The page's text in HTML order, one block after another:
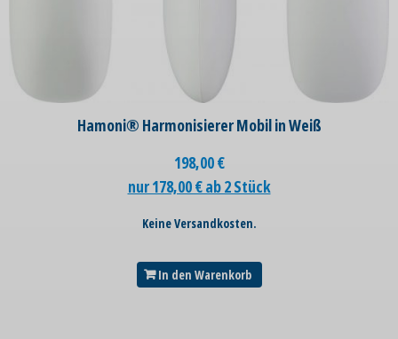
Hamoni® Harmonisierer Mobil in Weiß
198,00€
nur 178,00 € ab 2 Stück
Keine Versandkosten.
In den Warenkorb